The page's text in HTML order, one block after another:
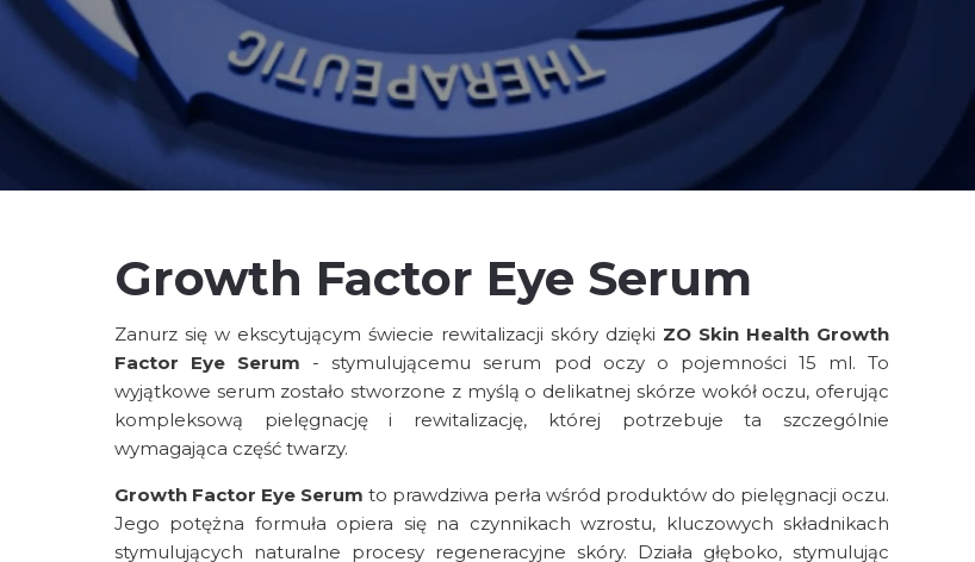
Zanurz się w ekscytującym świecie rewitalizacji skóry dzięki ZO Skin Health Growth
Factor Eye Serum - stymulującemu serum pod oczy o pojemności 15 ml. To
wyjątkowe serum zostało stworzone z myślą o delikatnej skórze wokół oczu, oferując
kompleksową pielęgnację i rewitalizację, której potrzebuje ta szczególnie
wymagająca część twarzy.
Growth Factor Eye Serum to prawdziwa perła wśród produktów do pielęgnacji oczu.
Jego potężna formuła opiera się na czynnikach wzrostu, kluczowych składnikach
stymulujących naturalne procesy regeneracyjne skóry. Działa głęboko, stymulując
Growth Factor Eye Serum